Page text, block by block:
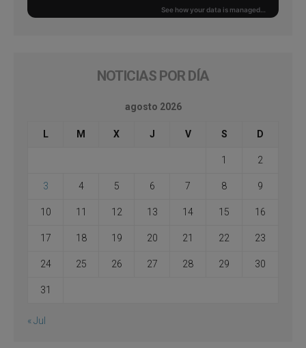
NOTICIAS POR DÍA
agosto 2026
L M X J V S D
1 2
3 4 5 6 7 8 9
10 11 12 13 14 15 16
17 18 19 20 21 22 23
24 25 26 27 28 29 30
31
« Jul